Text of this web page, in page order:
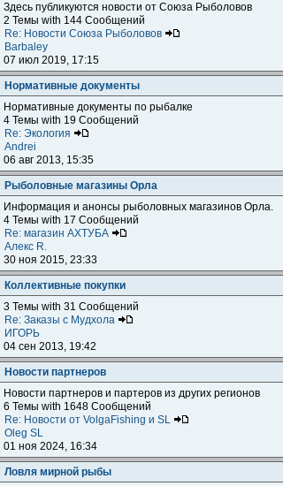
Здесь публикуются новости от Союза Рыболовов
2 Темы with 144 Сообщений
Re: Новости Союза Рыболовов
Barbaley
07 июл 2019, 17:15
Нормативные документы
Нормативные документы по рыбалке
4 Темы with 19 Сообщений
Re: Экология
Andrei
06 авг 2013, 15:35
Рыболовные магазины Орла
Информация и анонсы рыболовных магазинов Орла.
4 Темы with 17 Сообщений
Re: магазин АХТУБА
Алекс R.
30 ноя 2015, 23:33
Коллективные покупки
3 Темы with 31 Сообщений
Re: Заказы с Мудхола
ИГОРЬ
04 сен 2013, 19:42
Новости партнеров
Новости партнеров и партеров из других регионов
6 Темы with 1648 Сообщений
Re: Новости от VolgaFishing и SL
Oleg SL
01 ноя 2024, 16:34
Ловля мирной рыбы